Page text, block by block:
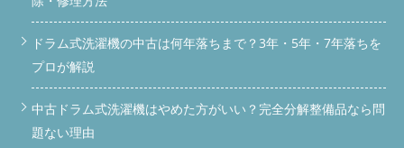
ドラム式洗濯機の中古は何年落ちまで？3年・5年・7年落ちを
プロが解説
中古ドラム式洗濯機はやめた方がいい？完全分解整備品なら問
題ない理由